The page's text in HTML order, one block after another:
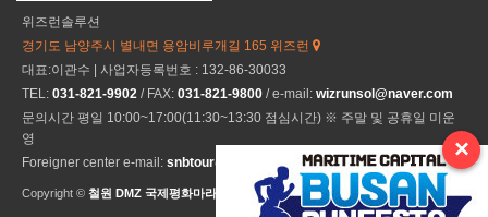
위즈런솔루션
경기도 남양주시 별내면 용암비루개길 165 위즈런
대표:이관수 | 사업자등록번호 : 132-86-30033
TEL: 031-821-9902 / FAX: 031-821-9800 / e-mail: wizrunsol@naver.com
문의시간 평일 10:00~17:00(11:30~13:30 점심시간) ※ 주말 및 공휴일 미운
영
Foreigner center e-mail: snbtour@naver.com
Copyright © 철원 DMZ 국제평화마라톤 All Rights Reseved.
×